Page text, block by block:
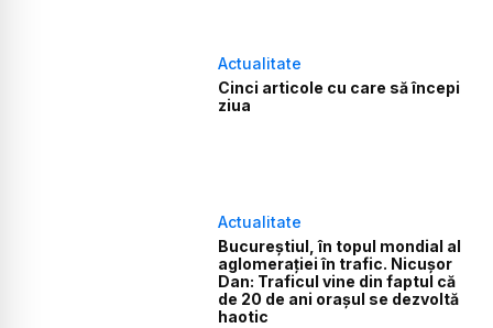
Actualitate
Cinci articole cu care să începi
ziua
Actualitate
Bucureștiul, în topul mondial al
aglomerației în trafic. Nicușor
Dan: Traficul vine din faptul că
de 20 de ani orașul se dezvoltă
haotic